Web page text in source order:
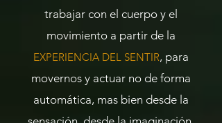
trabajar con el cuerpo y el
movimiento a partir de la
EXPERIENCIA DEL SENTIR, para
movernos y actuar no de forma
automática, mas bien desde la